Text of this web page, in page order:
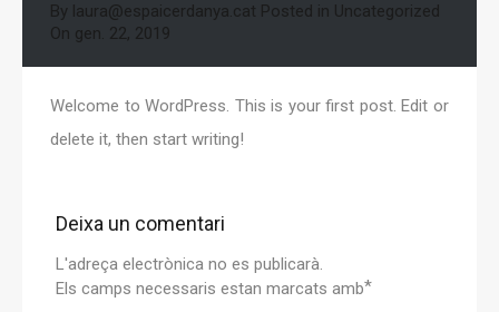
By laura@espaicerdanya.cat Posted in Uncategorized
On gen. 22, 2019
Welcome to WordPress. This is your first post. Edit or
delete it, then start writing!
Deixa un comentari
L'adreça electrònica no es publicarà.
Els camps necessaris estan marcats amb*